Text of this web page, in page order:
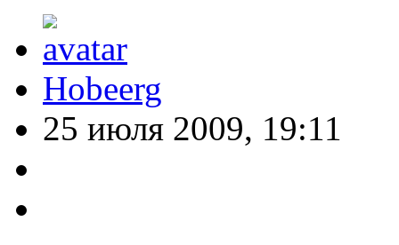
Hobeerg
25 июля 2009, 19:11